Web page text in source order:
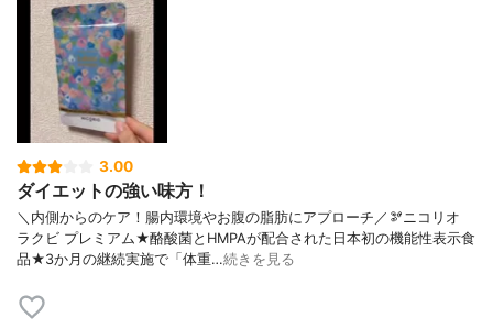
3.00
ダイエットの強い味方！
＼内側からのケア！腸内環境やお腹の脂肪にアプローチ／🫘ニコリオ
ラクビ プレミアム★酪酸菌とHMPAが配合された日本初の機能性表示食
品★3か月の継続実施で「体重…続きを見る